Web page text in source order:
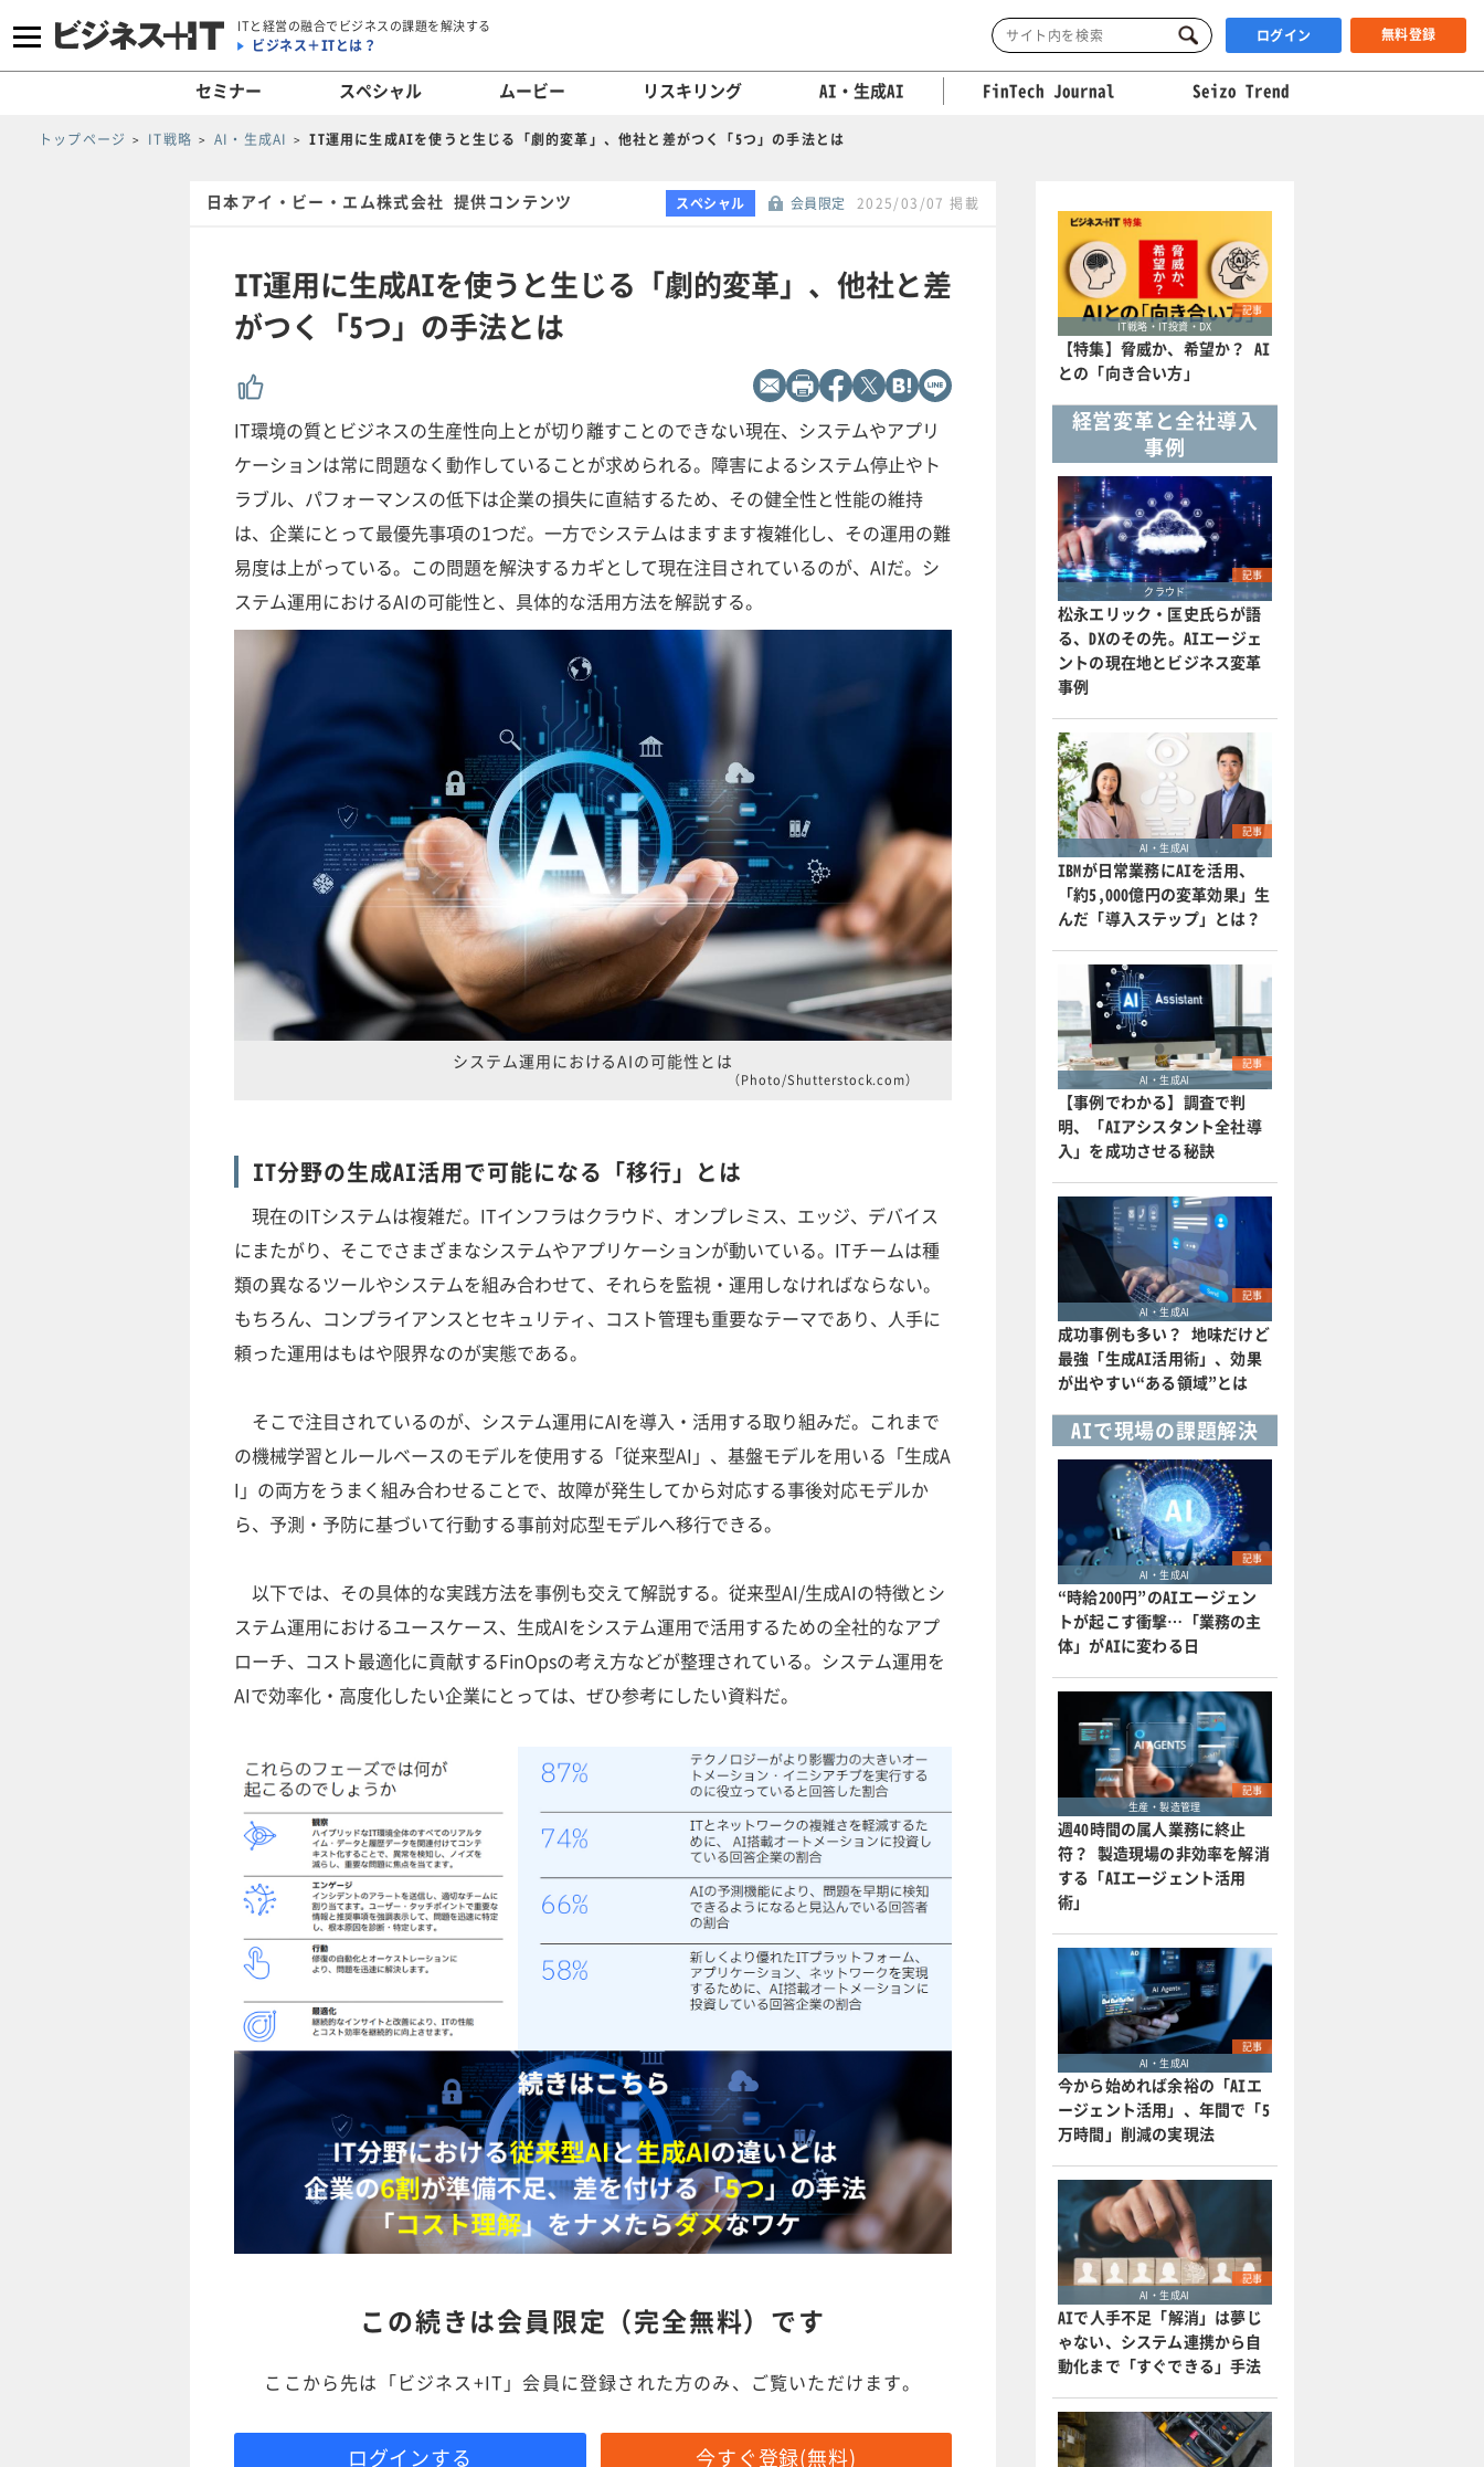
ITと経営の融合でビジネスの課題を解決する
ビジネス＋ITとは？ ログイン 無料登録
セミナー スペシャル ムービー リスキリング AI・生成AI FinTech Journal Seizo Trend
トップページ IT戦略 AI・生成AI IT運用に生成AIを使うと生じる「劇的変革」、他社と差がつく「5つ」の手法とは
日本アイ・ビー・エム株式会社 提供コンテンツ スペシャル 会員限定 2025/03/07 掲載
IT運用に生成AIを使うと生じる「劇的変革」、他社と差
がつく「5つ」の手法とは
IT環境の質とビジネスの生産性向上とが切り離すことのできない現在、システムやアプリ
ケーションは常に問題なく動作していることが求められる。障害によるシステム停止やト
ラブル、パフォーマンスの低下は企業の損失に直結するため、その健全性と性能の維持
は、企業にとって最優先事項の1つだ。一方でシステムはますます複雑化し、その運用の難
易度は上がっている。この問題を解決するカギとして現在注目されているのが、AIだ。シ
ステム運用におけるAIの可能性と、具体的な活用方法を解説する。
システム運用におけるAIの可能性とは
（Photo/Shutterstock.com）
IT分野の生成AI活用で可能になる「移行」とは
現在のITシステムは複雑だ。ITインフラはクラウド、オンプレミス、エッジ、デバイス
にまたがり、そこでさまざまなシステムやアプリケーションが動いている。ITチームは種
類の異なるツールやシステムを組み合わせて、それらを監視・運用しなければならない。
もちろん、コンプライアンスとセキュリティ、コスト管理も重要なテーマであり、人手に
頼った運用はもはや限界なのが実態である。
そこで注目されているのが、システム運用にAIを導入・活用する取り組みだ。これまで
の機械学習とルールベースのモデルを使用する「従来型AI」、基盤モデルを用いる「生成A
I」の両方をうまく組み合わせることで、故障が発生してから対応する事後対応モデルか
ら、予測・予防に基づいて行動する事前対応型モデルへ移行できる。
以下では、その具体的な実践方法を事例も交えて解説する。従来型AI/生成AIの特徴とシ
ステム運用におけるユースケース、生成AIをシステム運用で活用するための全社的なアプ
ローチ、コスト最適化に貢献するFinOpsの考え方などが整理されている。システム運用を
AIで効率化・高度化したい企業にとっては、ぜひ参考にしたい資料だ。
この続きは会員限定（完全無料）です
ここから先は「ビジネス+IT」会員に登録された方のみ、ご覧いただけます。
ログインする 今すぐ登録(無料)
記事
IT戦略・IT投資・DX
【特集】脅威か、希望か？ AI
との「向き合い方」
経営変革と全社導入
事例
記事
クラウド
松永エリック・匡史氏らが語
る、DXのその先。AIエージェ
ントの現在地とビジネス変革
事例
記事
AI・生成AI
IBMが日常業務にAIを活用、
「約5,000億円の変革効果」生
んだ「導入ステップ」とは？
記事
AI・生成AI
【事例でわかる】調査で判
明、「AIアシスタント全社導
入」を成功させる秘訣
記事
AI・生成AI
成功事例も多い？ 地味だけど
最強「生成AI活用術」、効果
が出やすい“ある領域”とは
AIで現場の課題解決
記事
AI・生成AI
“時給200円”のAIエージェン
トが起こす衝撃…「業務の主
体」がAIに変わる日
記事
生産・製造管理
週40時間の属人業務に終止
符？ 製造現場の非効率を解消
する「AIエージェント活用
術」
記事
AI・生成AI
今から始めれば余裕の「AIエ
ージェント活用」、年間で「5
万時間」削減の実現法
記事
AI・生成AI
AIで人手不足「解消」は夢じ
ゃない、システム連携から自
動化まで「すぐできる」手法